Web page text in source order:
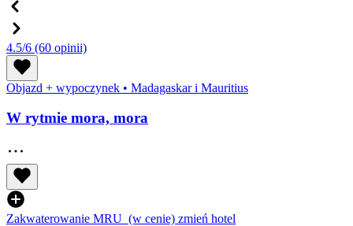
4.5/6 (60 opinii)
Objazd + wypoczynek • Madagaskar i Mauritius
W rytmie mora, mora
Zakwaterowanie MRU (w cenie) zmień hotel